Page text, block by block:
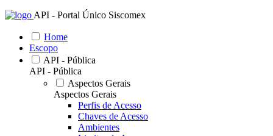
API - Portal Único Siscomex
Home
Escopo
API - Pública
API - Pública
Aspectos Gerais
Aspectos Gerais
Perfis de Acesso
Chaves de Acesso
Ambientes